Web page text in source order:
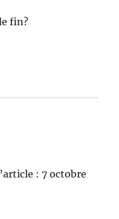
fin?
: 7 octobre